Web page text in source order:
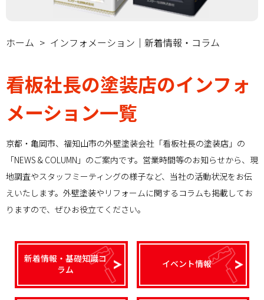
ホーム インフォメーション｜新着情報・コラム
看板社長の塗装店のインフォ
メーション一覧
京都・亀岡市、福知山市の外壁塗装会社「看板社長の塗装店」の
「NEWS & COLUMN」のご案内です。営業時間等のお知らせから、現
地調査やスタッフミーティングの様子など、当社の活動状況をお伝
えいたします。外壁塗装やリフォームに関するコラムも掲載してお
りますので、ぜひお役立てください。
新着情報・基礎知識コ
ラム
イベント情報